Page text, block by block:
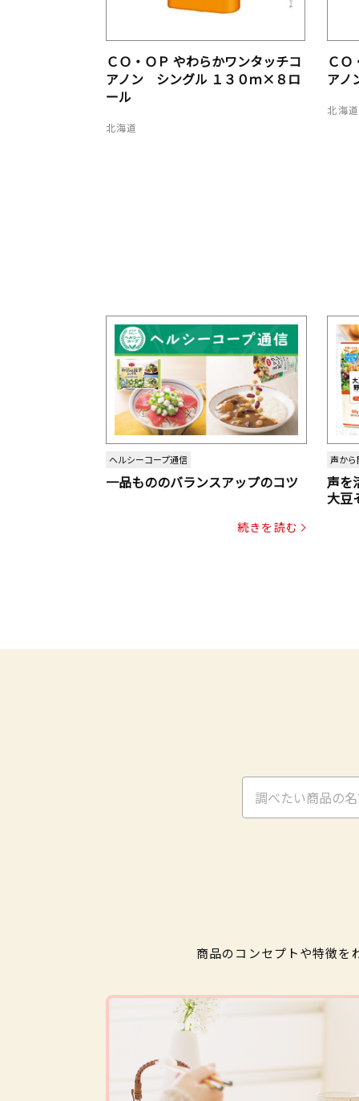
ＣＯ・ＯＰ やわらかワンタッチコ
アノン シングル １３０ｍ×８ロ
ール
北海道
ＣＯ
アノ
北海道
ヘルシーコープ通信
一品もののバランスアップのコツ
続きを読む
声か
声を
大豆
商品のコンセプトや特徴を